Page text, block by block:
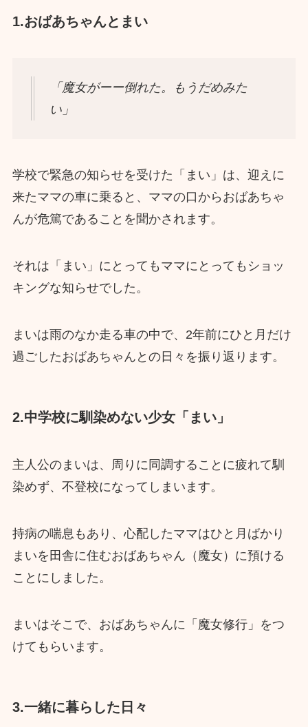
1.おばあちゃんとまい
「魔女がーー倒れた。もうだめみた
い」
学校で緊急の知らせを受けた「まい」は、迎えに
来たママの車に乗ると、ママの口からおばあちゃ
んが危篤であることを聞かされます。
それは「まい」にとってもママにとってもショッ
キングな知らせでした。
まいは雨のなか走る車の中で、2年前にひと月だけ
過ごしたおばあちゃんとの日々を振り返ります。
2.中学校に馴染めない少女「まい」
主人公のまいは、周りに同調することに疲れて馴
染めず、不登校になってしまいます。
持病の喘息もあり、心配したママはひと月ばかり
まいを田舎に住むおばあちゃん（魔女）に預ける
ことにしました。
まいはそこで、おばあちゃんに「魔女修行」をつ
けてもらいます。
3.一緒に暮らした日々